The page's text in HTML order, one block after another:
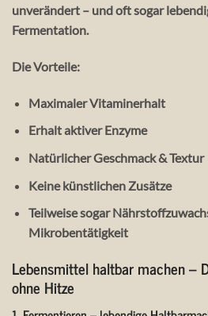
unverändert – und oft sogar
Fermentation.
Die Vorteile:
Maximaler Vitaminerhalt
Erhalt aktiver Enzyme
Natürlicher Geschmack & Textur
Keine künstlichen Zusätze
Teilweise sogar
Mikrobentätigkeit
Lebensmittel haltbar machen –
ohne Hitze